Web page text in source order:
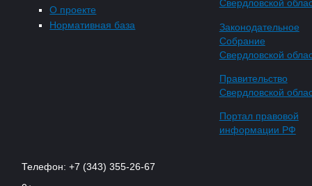
О проекте
Нормативная база
Свердловской
Законодательное
Собрание
Свердловской
Правительство
Свердловской
Портал правовой
информации РФ
Телефон: +7 (343) 355-26-67